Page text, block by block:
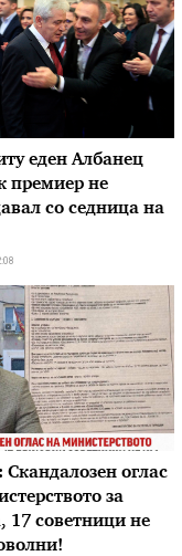
еден Албанец
премиер не
со седница на
Скандалозен оглас
за
17 советници не